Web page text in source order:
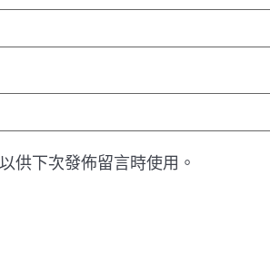
供下次發佈留言時使用。